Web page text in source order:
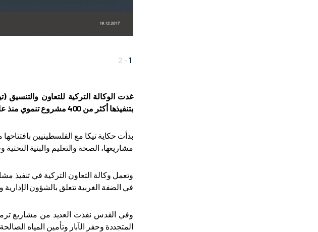
1
-
2
غدت الوكالة التركية للتعاون
بتنفيذها أكثر من 400 مشروع تنموي منذ عام 2005
بدأت حكاية تيكا مع الفلسطينيين
مشاريعها، الصحة والتعليم والبنية
وتعمل وكالة التعاون التركية في تنفيذ
في الضفة الغربية تتعلق بالشؤون الإدارية
وفي القدس نفذت العديد من مشاريع
المتجددة وحفر الآبار وتأمين المياه